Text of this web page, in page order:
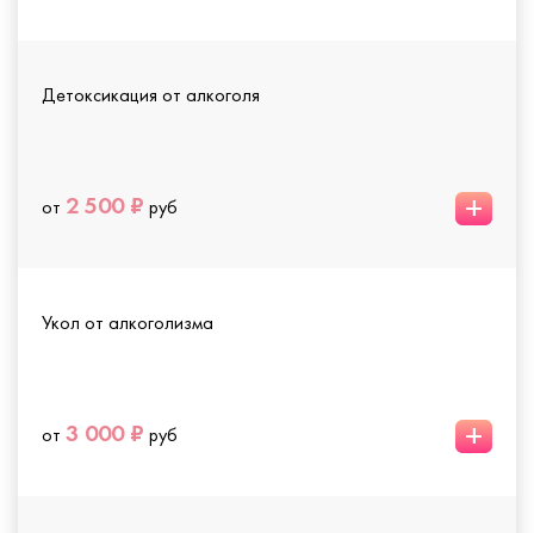
Детоксикация от алкоголя
от 2 500 ₽ руб +
Укол от алкоголизма
от 3 000 ₽ руб +